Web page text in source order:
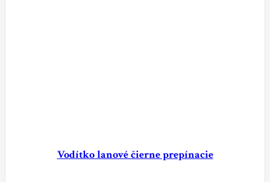
Vodítko lanové čierne prepínacie